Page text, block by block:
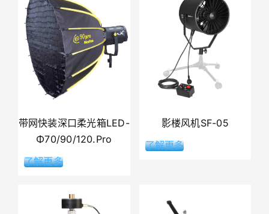
带网快装深口柔光箱LED-
Φ70/90/120.Pro
了解更多
影楼风机SF-05
了解更多